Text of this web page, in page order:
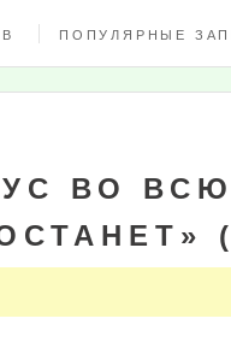
ПОПУЛЯРНЫЕ
ВО